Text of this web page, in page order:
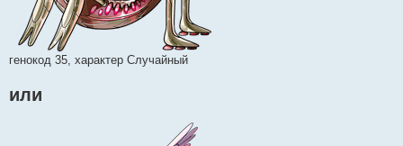
генокод 35, характер Случайный
или